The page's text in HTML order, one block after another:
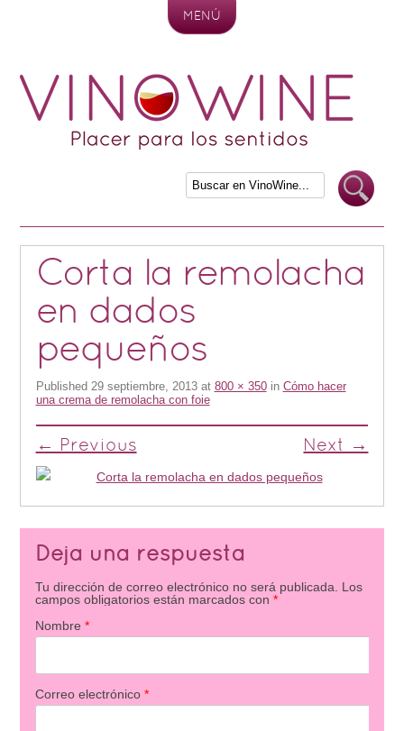
MENÚ
Corta la remolacha
en dados
pequeños
Published 29 septiembre, 2013at 800 × 350in Cómo hacer
una crema de remolacha con foie
← Previous Next →
Deja una respuesta
Tu dirección de correo electrónico no será publicada. Los
campos obligatorios están marcados con *
Nombre *
Correo electrónico *